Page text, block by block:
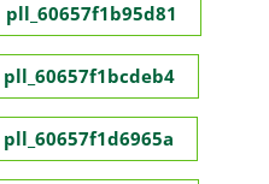
pll_60657f1b95d81
pll_60657f1bcdeb4
pll_60657f1d6965a